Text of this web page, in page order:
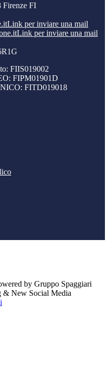
Firenze FI
Link per inviare una mail
Link per inviare una mail
FIIS019002
FIPM01901D
FITD019018
by Gruppo Spaggiari
& New Social Media